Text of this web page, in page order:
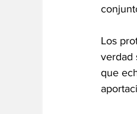
Los
verdad
que